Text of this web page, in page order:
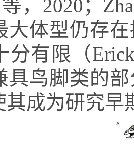
等，2020；
大体型仍存
有限（
具鸟脚类的
其成为研究